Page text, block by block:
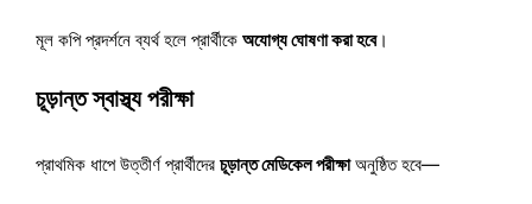
মূল কপি প্রদর্শনে ব্যর্থ হলে প্রার্থীকে অযোগ্য ঘোষণা করা হবে।
চূড়ান্ত স্বাস্থ্য পরীক্ষা
প্রাথমিক ধাপে উত্তীর্ণ প্রার্থীদের চূড়ান্ত মেডিকেল পরীক্ষাঅনুষ্ঠিত হবে—